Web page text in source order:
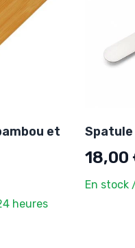
et
heures
Spatule
18,00
En stock